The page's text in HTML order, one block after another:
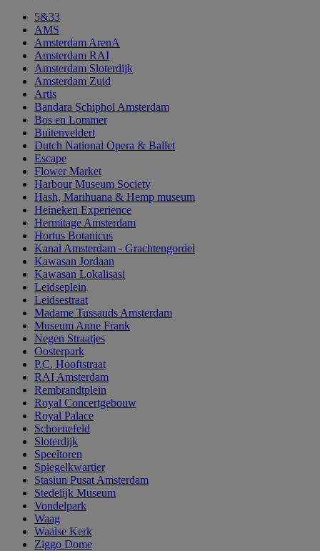
5&33
AMS
Amsterdam ArenA
Amsterdam RAI
Amsterdam Sloterdijk
Amsterdam Zuid
Artis
Bandara Schiphol Amsterdam
Bos en Lommer
Buitenveldert
Dutch National Opera & Ballet
Escape
Flower Market
Harbour Museum Society
Hash, Marihuana & Hemp museum
Heineken Experience
Hermitage Amsterdam
Hortus Botanicus
Kanal Amsterdam - Grachtengordel
Kawasan Jordaan
Kawasan Lokalisasi
Leidseplein
Leidsestraat
Madame Tussauds Amsterdam
Museum Anne Frank
Negen Straatjes
Oosterpark
P.C. Hooftstraat
RAI Amsterdam
Rembrandtplein
Royal Concertgebouw
Royal Palace
Schoenefeld
Sloterdijk
Speeltoren
Spiegelkwartier
Stasiun Pusat Amsterdam
Stedelijk Museum
Vondelpark
Waag
Waalse Kerk
Ziggo Dome